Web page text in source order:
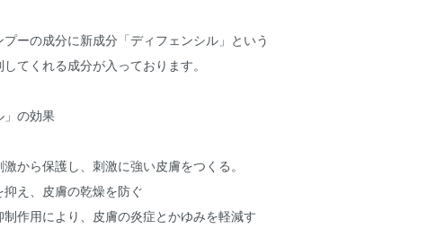
ーの成分に新成分「ディフェンシル」という
てくれる成分が入っております。
」の効果
から保護し、刺激に強い皮膚をつくる。
抑え、皮膚の乾燥を防ぐ
制作用により、皮膚の炎症とかゆみを軽減す